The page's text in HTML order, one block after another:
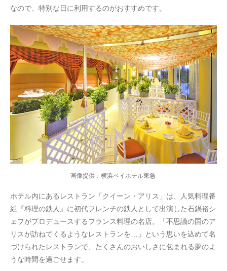
なので、特別な日に利用するのがおすすめです。
画像提供：横浜ベイホテル東急
ホテル内にあるレストラン「クイーン・アリス」は、人気料理番
組『料理の鉄人』に初代フレンチの鉄人として出演した石鍋裕シ
ェフがプロデュースするフランス料理の名店。「不思議の国のア
リスが訪ねてくるようなレストランを…」という思いを込めて名
づけられたレストランで、たくさんのおいしさに包まれる夢のよ
うな時間を過ごせます。